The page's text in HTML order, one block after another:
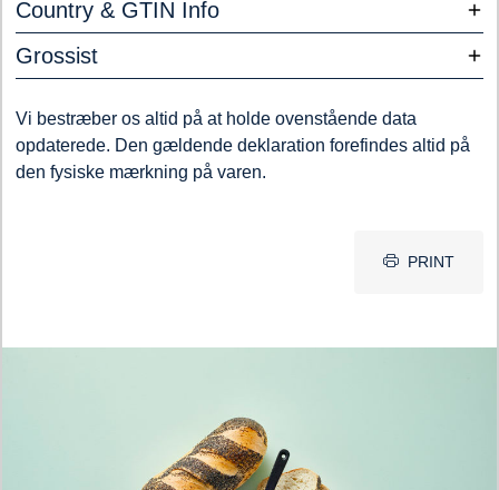
Country & GTIN Info
Grossist
Vi bestræber os altid på at holde ovenstående data
opdaterede. Den gældende deklaration forefindes altid på
den fysiske mærkning på varen.
PRINT